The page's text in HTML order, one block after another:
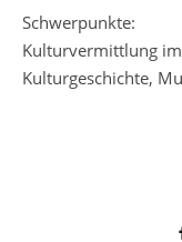
Schwerpunkte:
Kulturvermittlung
Kulturgeschichte,